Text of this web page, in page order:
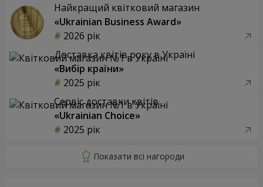
Найкращий квітковий магазин
«Ukrainian Business Award»
2026 рік
Доставка квітів року в Україні
«Вибір країни»
2025 рік
Сервіс доставки квітів
«Ukrainian Choice»
2025 рік